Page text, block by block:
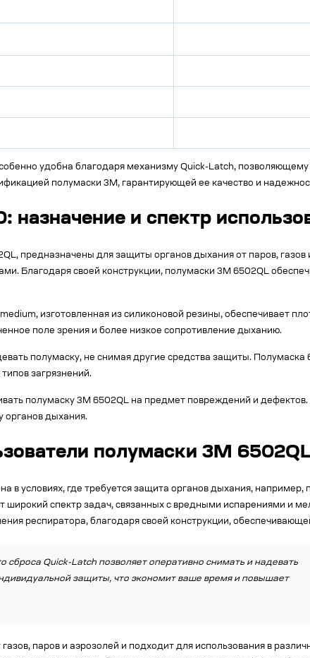
удобна благодаря механизму Quick-Latch,
полумаски 3M, гарантирующей ее качество и
назначение и спектр
предназначены для защиты органов дыхания от паров,
Благодаря своей конструкции, полумаски 3M 6502QL
изготовленная из силиконовой резины, обеспечивает
поле зрения и более низкое сопротивление дыханию.
полумаску, не снимая другие средства защиты.
загрязнений.
полумаску 3M 6502QL на предмет повреждений и дефектов.
органов дыхания.
полумаски 3M
в условиях, где требуется защита органов дыхания,
спектр задач, связанных с вредными испарениями и
респиратора, благодаря своей конструкции,
сброса Quick-Latch позволяет оперативно снимать и надевать
защиты, что экономит ваше время и повышает
паров и аэрозолей и подходит для использования в